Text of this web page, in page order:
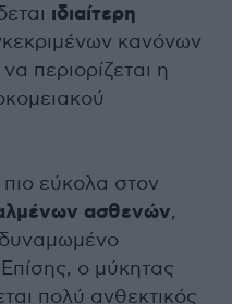
ιδιαίτερη
κανόνων
περιορίζεται η
εύκολα στον
ασθενών,
ο μύκητας
πολύ ανθεκτικός